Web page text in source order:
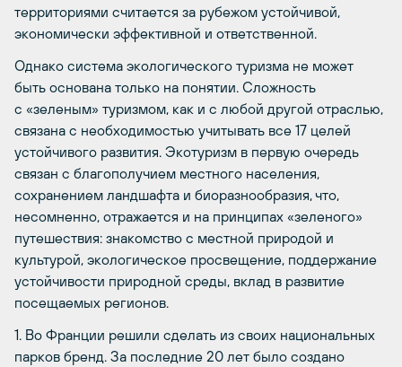
территориями считается за рубежом устойчивой,
экономически эффективной и ответственной.
Однако система экологического туризма не может
быть основана только на понятии. Сложность
с «зеленым» туризмом, как и с любой другой отраслью,
связана с необходимостью учитывать все 17 целей
устойчивого развития. Экотуризм в первую очередь
связан с благополучием местного населения,
сохранением ландшафта и биоразнообразия, что,
несомненно, отражается и на принципах «зеленого»
путешествия: знакомство с местной природой и
культурой, экологическое просвещение, поддержание
устойчивости природной среды, вклад в развитие
посещаемых регионов.
1. Во Франции решили сделать из своих национальных
парков бренд. За последние 20 лет было создано